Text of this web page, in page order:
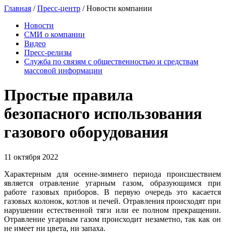
Главная /Пресс-центр / Новости компании
Новости
СМИ о компании
Видео
Пресс-релизы
Служба по связям с общественностью и средствам
массовой информации
Простые правила
безопасного использования
газового оборудования
11 октября 2022
Характерным для осенне-зимнего периода происшествием
является отравление угарным газом, образующимся при
работе газовых приборов. В первую очередь это касается
газовых колонок, котлов и печей. Отравления происходят при
нарушении естественной тяги или ее полном прекращении.
Отравление угарным газом происходит незаметно, так как он
не имеет ни цвета, ни запаха.